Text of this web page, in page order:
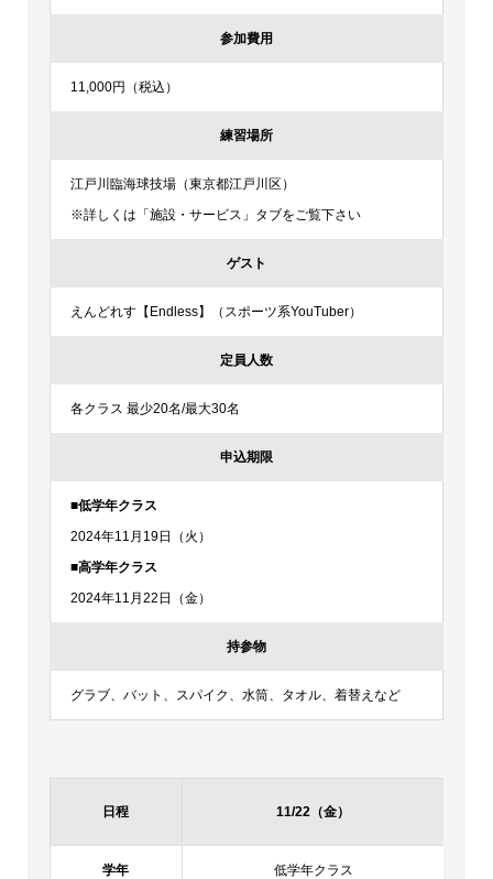
日程 11/22（金）
学年 低学年クラス
参加費用
11,000円（税込）
練習場所
江戸川臨海球技場（東京都江戸川区）
※詳しくは「施設・サービス」タブをご覧下さい
ゲスト
えんどれす【Endless】（スポーツ系YouTuber）
定員人数
各クラス 最少20名/最大30名
申込期限
■低学年クラス
2024年11月19日（火）
■高学年クラス
2024年11月22日（金）
持参物
グラブ、バット、スパイク、水筒、タオル、着替えなど